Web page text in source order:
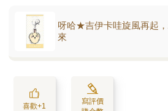
呀哈★吉伊卡哇旋風再起
來
喜歡+1
寫評價